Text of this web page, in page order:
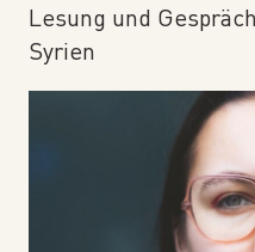
Lesung und
Syrien